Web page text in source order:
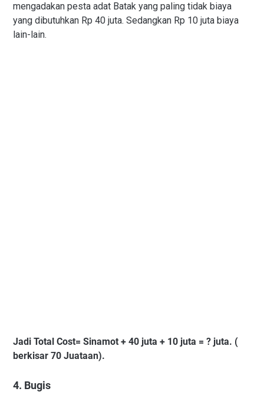
mengadakan pesta adat Batak yang paling tidak biaya
yang dibutuhkan Rp 40 juta. Sedangkan Rp 10 juta biaya
lain-lain.
Jadi Total Cost= Sinamot + 40 juta + 10 juta = ? juta. (
berkisar 70 Juataan).
4. Bugis